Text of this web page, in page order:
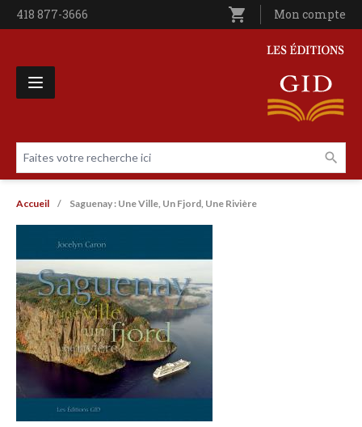
Aller au contenu principal
Téléphone
418 877-3666 shopping_cart Utilisateur
Mon compte
Les Éditions GID
Faites votre recherche ici
Livres par page
Fil d'Ariane
Accueil Saguenay : Une Ville, Un Fjord, Une Rivière